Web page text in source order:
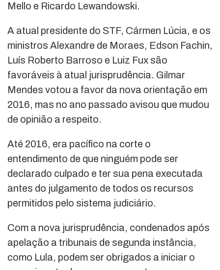
Mello e Ricardo Lewandowski.
A atual presidente do STF, Cármen Lúcia, e os
ministros Alexandre de Moraes, Edson Fachin,
Luís Roberto Barroso e Luiz Fux são
favoráveis à atual jurisprudência. Gilmar
Mendes votou a favor da nova orientação em
2016, mas no ano passado avisou que mudou
de opinião a respeito.
Até 2016, era pacífico na corte o
entendimento de que ninguém pode ser
declarado culpado e ter sua pena executada
antes do julgamento de todos os recursos
permitidos pelo sistema judiciário.
Com a nova jurisprudência, condenados após
apelação a tribunais de segunda instância,
como Lula, podem ser obrigados a iniciar o